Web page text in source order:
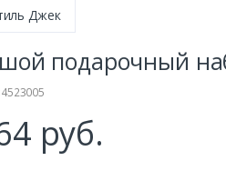
Джек
подарочный
руб.